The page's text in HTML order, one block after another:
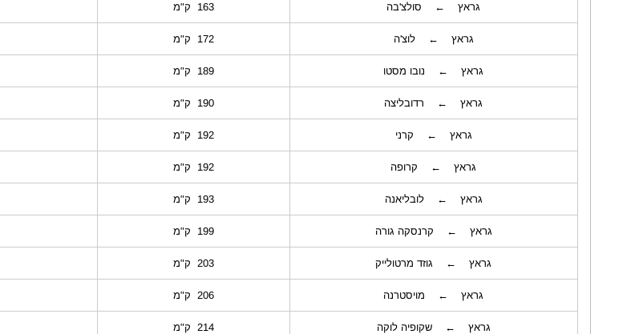
גראץ ← סולצ'בה 163 ק"מ
גראץ ← לוצ'ה 172 ק"מ
גראץ ← נובו מסטו 189 ק"מ
גראץ ← רדובליצה 190 ק"מ
גראץ ← קרני 192 ק"מ
גראץ ← קרופה 192 ק"מ
גראץ ← לובליאנה 193 ק"מ
גראץ ← קרנסקה גורה 199 ק"מ
גראץ ← גוזד מרטולייק 203 ק"מ
גראץ ← מויסטרנה 206 ק"מ
גראץ ← שקופיה לוקה 214 ק"מ